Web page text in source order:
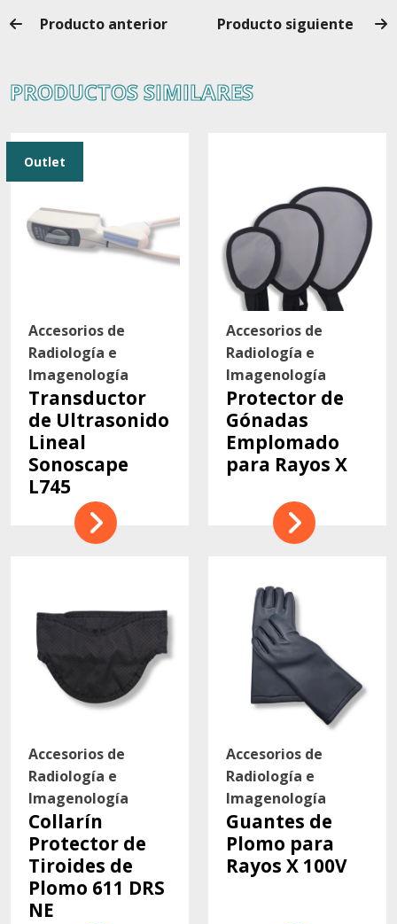
Producto anterior Producto siguiente
PRODUCTOS SIMILARES
Accesorios de
Radiología e
Imagenología
Transductor
de Ultrasonido
Lineal
Sonoscape
L745
Outlet
Accesorios de
Radiología e
Imagenología
Protector de
Gónadas
Emplomado
para Rayos X
Accesorios de
Radiología e
Imagenología
Collarín
Protector de
Tiroides de
Plomo 611 DRS
NE
Accesorios de
Radiología e
Imagenología
Guantes de
Plomo para
Rayos X 100V